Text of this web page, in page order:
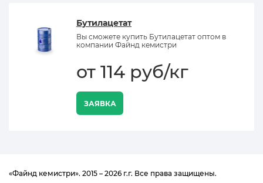
Бутилацетат
Вы сможете купить Бутилацетат оптом в
компании Файнд кемистри
от 114 руб/кг
ЗАЯВКА
«Файнд кемистри». 2015 – 2026 г.г. Все права защищены.